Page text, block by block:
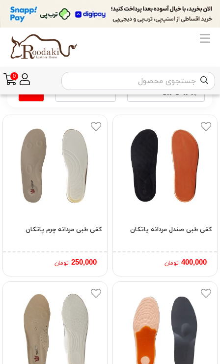
0 ترتیب
کفی طبی صندل مردانه پاتکان
400,000 تومان
کفی طبی مردانه چرم پاتکان
250,000 تومان